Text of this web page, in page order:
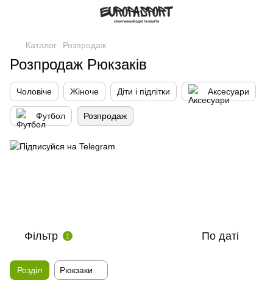
Каталог Розпродаж
Розпродаж Рюкзаків
Чоловіче Жіноче Діти і підлітки Аксесуари
Футбол Розпродаж
Фільтр 1 По даті
Розділ Рюкзаки